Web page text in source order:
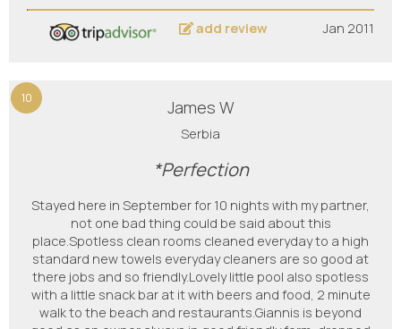
add review Jan 2011
10 James W
Serbia
*Perfection
Stayed here in September for 10 nights with my partner,
not one bad thing could be said about this
place.Spotless clean rooms cleaned everyday to a high
standard new towels everyday cleaners are so good at
there jobs and so friendly.Lovely little pool also spotless
with a little snack bar at it with beers and food, 2 minute
walk to the beach and restaurants.Giannis is beyond